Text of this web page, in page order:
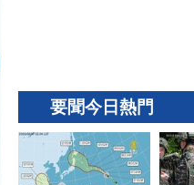
要聞今日熱門